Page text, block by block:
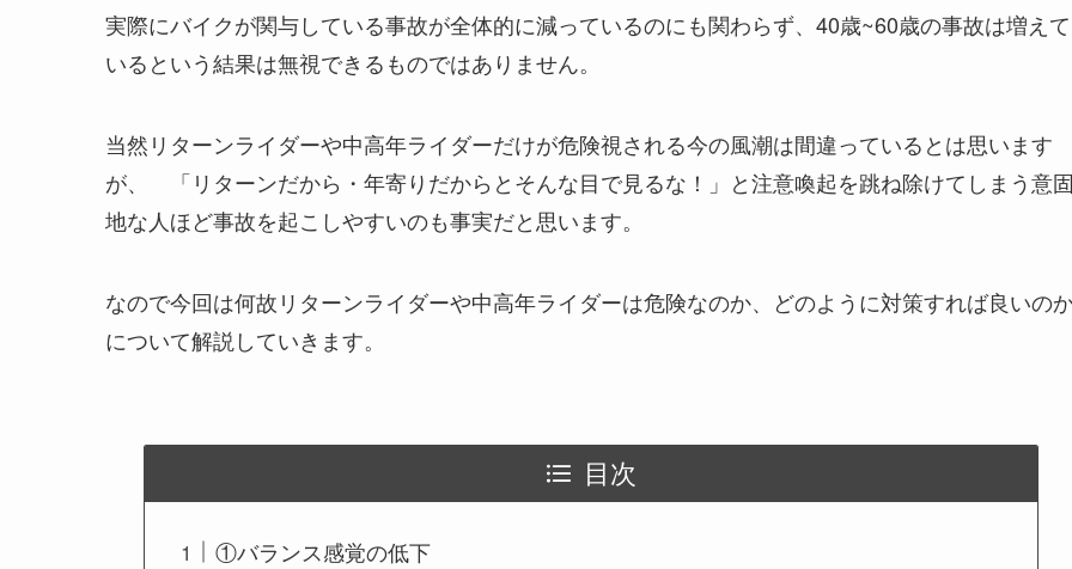
実際にバイクが関与している事故が全体的に減っているのにも関わらず、40歳~60歳の事故は増えて
いるという結果は無視できるものではありません。
当然リターンライダーや中高年ライダーだけが危険視される今の風潮は間違っているとは思います
が、 「リターンだから・年寄りだからとそんな目で見るな！」と注意喚起を跳ね除けてしまう意
地な人ほど事故を起こしやすいのも事実だと思います。
なので今回は何故リターンライダーや中高年ライダーは危険なのか、どのように対策すれば良いの
について解説していきます。
目次
①バランス感覚の低下